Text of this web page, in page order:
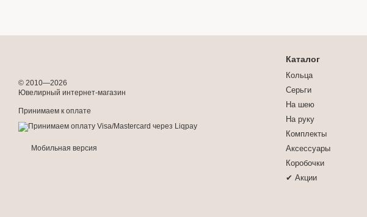
© 2010—2026
Ювелирный интернет-магазин
Принимаем к оплате
Мобильная версия
Каталог
Кольца
Серьги
На шею
На руку
Комплекты
Аксессуары
Коробочки
✔ Акции